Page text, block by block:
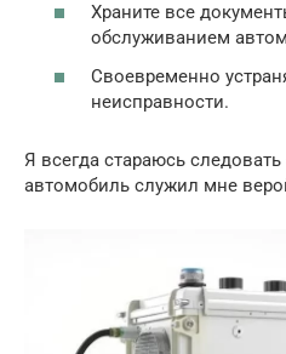
Храните все
обслуживанием
Своевременно
неисправности.
Я всегда стараюсь
автомобиль служил мне